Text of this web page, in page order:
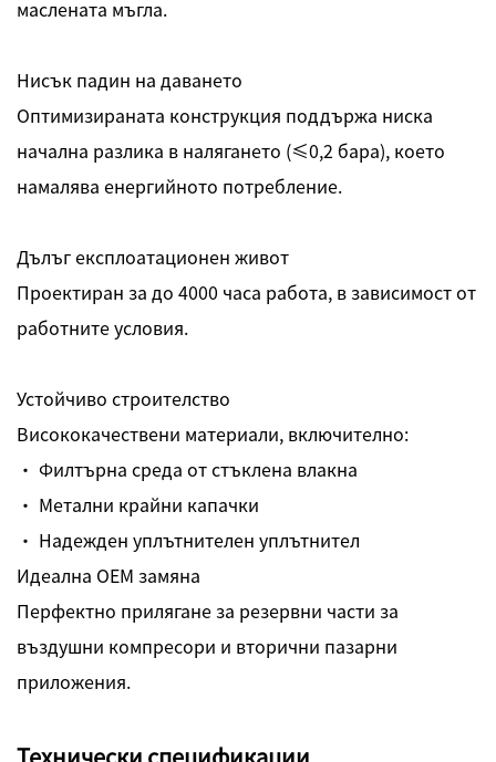
маслената мъгла.
Нисък падин на даването
Оптимизираната конструкция поддържа ниска
начална разлика в налягането (≤0,2 бара), което
намалява енергийното потребление.
Дълъг експлоатационен живот
Проектиран за до 4000 часа работа, в зависимост от
работните условия.
Устойчиво строителство
Висококачествени материали, включително:
· Филтърна среда от стъклена влакна
· Метални крайни капачки
· Надежден уплътнителен уплътнител
Идеална OEM замяна
Перфектно прилягане за резервни части за
въздушни компресори и вторични пазарни
приложения.
Технически спецификации